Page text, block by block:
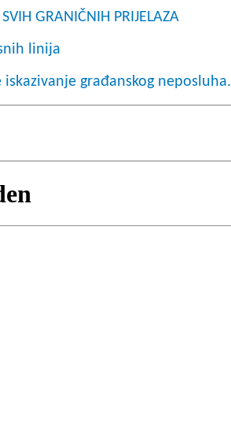
GRANIČNIH PRIJELAZA
linija
građanskog neposluha.